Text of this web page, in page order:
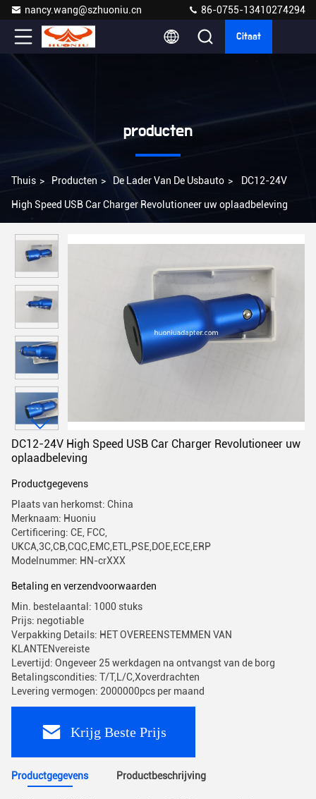
nancy.wang@szhuoniu.cn 86-0755-13410274294
Citaat
producten
Thuis > Producten > De Lader Van De Usbauto > DC12-24V
High Speed USB Car Charger Revolutioneer uw oplaadbeleving
DC12-24V High Speed USB Car Charger Revolutioneer uw
oplaadbeleving
Productgegevens
Plaats van herkomst: China
Merknaam: Huoniu
Certificering: CE, FCC,
UKCA,3C,CB,CQC,EMC,ETL,PSE,DOE,ECE,ERP
Modelnummer: HN-crXXX
Betaling en verzendvoorwaarden
Min. bestelaantal: 1000 stuks
Prijs: negotiable
Verpakking Details: HET OVEREENSTEMMEN VAN
KLANTENvereiste
Levertijd: Ongeveer 25 werkdagen na ontvangst van de borg
Betalingscondities: T/T,L/C,Xoverdrachten
Levering vermogen: 2000000pcs per maand
Krijg Beste Prijs
Productgegevens Productbeschrijving